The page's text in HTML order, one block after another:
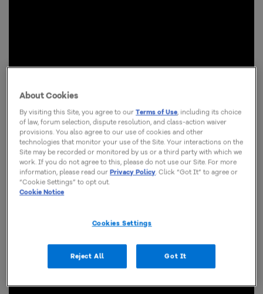
About Cookies
By visiting this Site, you agree to ourTerms of Use, including its choice
of law, forum selection, dispute resolution, and class-action waiver
provisions. You also agree to our use of cookies and other
technologies that monitor your use of the Site. Your interactions on the
Site may be recorded or monitored by us or a third party with which we
work. If you do not agree to this, please do not use our Site. For more
information, please read ourPrivacy Policy. Click “Got It” to agree or
“Cookie Settings” to opt out.
Cookie Notice
Cookies Settings
Reject All Got It